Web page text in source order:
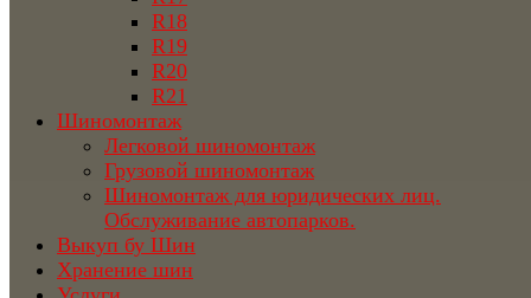
R18
R19
R20
R21
Шиномонтаж
Легковой шиномонтаж
Грузовой шиномонтаж
Шиномонтаж для юридических лиц.
Обслуживание автопарков.
Выкуп бу Шин
Хранение шин